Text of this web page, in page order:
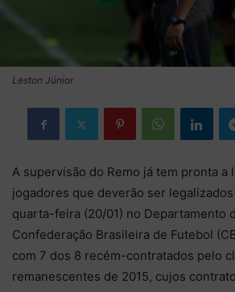
Leston Júnior
A supervisão do Remo já tem pronta a
jogadores que deverão ser
quarta-feira (20/01) no Departamento
Confederação Brasileira de Futebol
com 7 dos 8 recém-contratados pelo
remanescentes de 2015, cujos